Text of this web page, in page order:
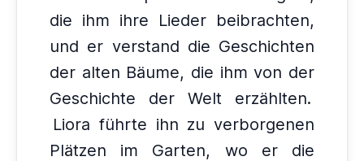
die ihm ihre Lieder beibrachten,
und er verstand die Geschichten
der alten Bäume, die ihm von der
Geschichte der Welt erzählten.
Liora führte ihn zu verborgenen
Plätzen im Garten, wo er die